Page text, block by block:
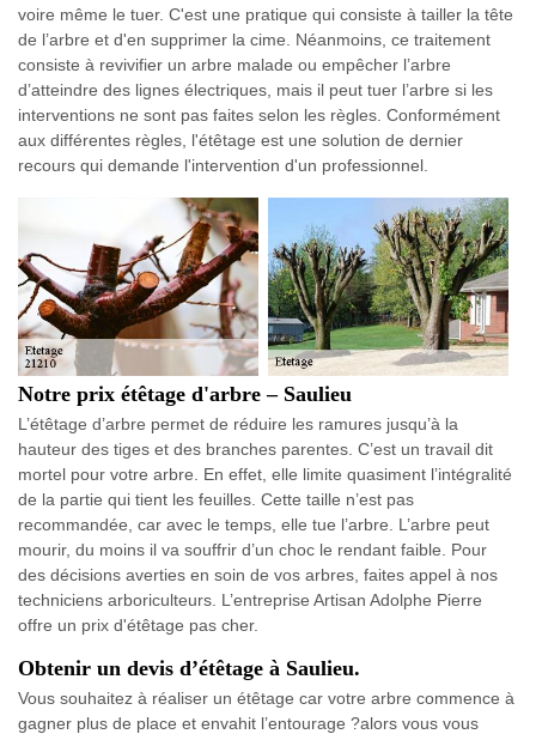
voire même le tuer. C'est une pratique qui consiste à tailler la tête
de l’arbre et d'en supprimer la cime. Néanmoins, ce traitement
consiste à revivifier un arbre malade ou empêcher l’arbre
d’atteindre des lignes électriques, mais il peut tuer l’arbre si les
interventions ne sont pas faites selon les règles. Conformément
aux différentes règles, l'étêtage est une solution de dernier
recours qui demande l'intervention d'un professionnel.
Notre prix étêtage d'arbre – Saulieu
L’étêtage d’arbre permet de réduire les ramures jusqu’à la
hauteur des tiges et des branches parentes. C’est un travail dit
mortel pour votre arbre. En effet, elle limite quasiment l’intégralité
de la partie qui tient les feuilles. Cette taille n’est pas
recommandée, car avec le temps, elle tue l’arbre. L’arbre peut
mourir, du moins il va souffrir d’un choc le rendant faible. Pour
des décisions averties en soin de vos arbres, faites appel à nos
techniciens arboriculteurs. L’entreprise Artisan Adolphe Pierre
offre un prix d'étêtage pas cher.
Obtenir un devis d’étêtage à Saulieu.
Vous souhaitez à réaliser un étêtage car votre arbre commence à
gagner plus de place et envahit l’entourage ?alors vous vous